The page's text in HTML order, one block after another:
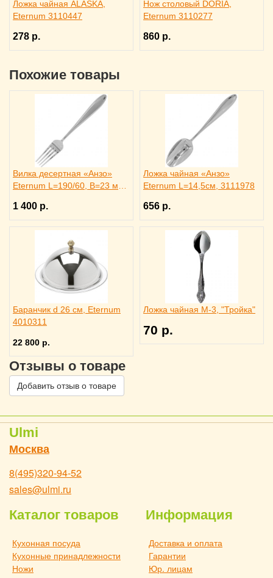
Ложка чайная ALASKA,
Eternum 3110447
278 р.
Нож столовый DORIA,
Eternum 3110277
860 р.
Похожие товары
Вилка десертная «Анзо»
Eternum L=190/60, B=23 мм,
1 400 р.
Ложка чайная «Анзо»
Eternum L=14,5см, 3111978
656 р.
Баранчик d 26 см, Eternum
4010311
22 800 р.
Ложка чайная М-3, "Тройка"
70 р.
Отзывы о товаре
Добавить отзыв о товаре
Ulmi
Москва
8(495)320-94-52
sales@ulmi.ru
Каталог товаров
Кухонная посуда
Кухонные принадлежности
Ножи
Информация
Доставка и оплата
Гарантии
Юр. лицам